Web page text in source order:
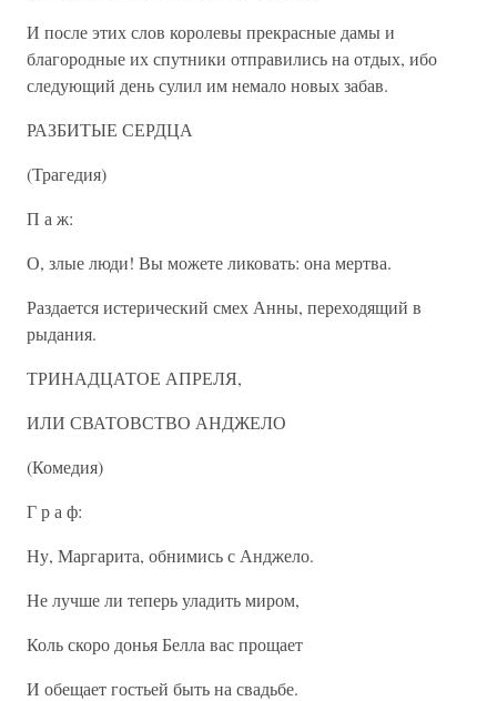
И после этих слов королевы прекрасные дамы и
благородные их спутники отправились на отдых, ибо
следующий день сулил им немало новых забав.
РАЗБИТЫЕ СЕРДЦА
(Трагедия)
П а ж:
О, злые люди! Вы можете ликовать: она мертва.
Раздается истерический смех Анны, переходящий в
рыдания.
ТРИНАДЦАТОЕ АПРЕЛЯ,
ИЛИ СВАТОВСТВО АНДЖЕЛО
(Комедия)
Г р а ф:
Ну, Маргарита, обнимись с Анджело.
Не лучше ли теперь уладить миром,
Коль скоро донья Белла вас прощает
И обещает гостьей быть на свадьбе.